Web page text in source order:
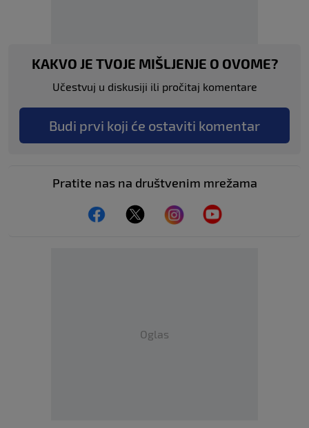
KAKVO JE TVOJE MIŠLJENJE O OVOME?
Učestvuj u diskusiji ili pročitaj komentare
Budi prvi koji će ostaviti komentar
Pratite nas na društvenim mrežama
Oglas